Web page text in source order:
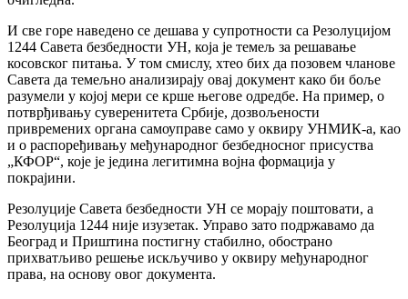
И све горе наведено се дешава у супротности са Резолуцијом
1244 Савета безбедности УН, која је темељ за решавање
косовског питања. У том смислу, хтео бих да позовем чланове
Савета да темељно анализирају овај документ како би боље
разумели у којој мери се крше његове одредбе. На пример, о
потврђивању суверенитета Србије, дозвољености
привремених органа самоуправе само у оквиру УНМИК-а, као
и о распоређивању међународног безбедносног присуства
„КФОР“, које је једина легитимна војна формација у
покрајини.
Резолуције Савета безбедности УН се морају поштовати, а
Резолуција 1244 није изузетак. Управо зато подржавамо да
Београд и Приштина постигну стабилно, обострано
прихватљиво решење искључиво у оквиру међународног
права, на основу овог документа.